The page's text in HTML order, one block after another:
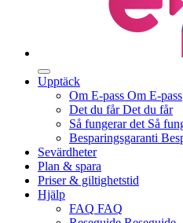
Upptäck
Om E-pass Om E-pass
Det du får Det du får
Så fungerar det Så
Besparingsgaranti
Sevärdheter
Plan & spara
Priser & giltighetstid
Hjälp
FAQ FAQ